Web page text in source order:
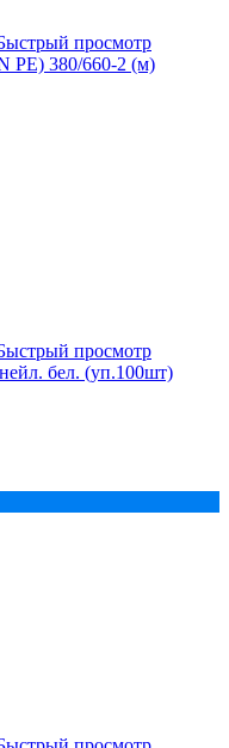
просмотр
PE) 380/660-2 (м)
просмотр
бел. (уп.100шт)